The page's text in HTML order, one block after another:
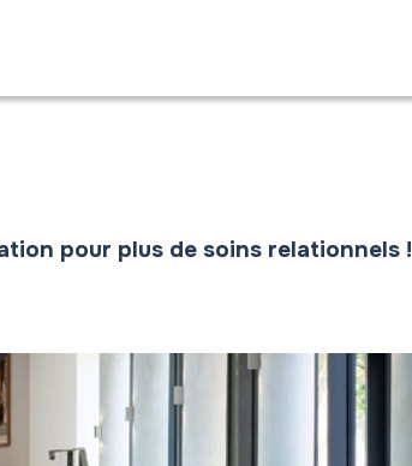
pour plus de soins relationnels !